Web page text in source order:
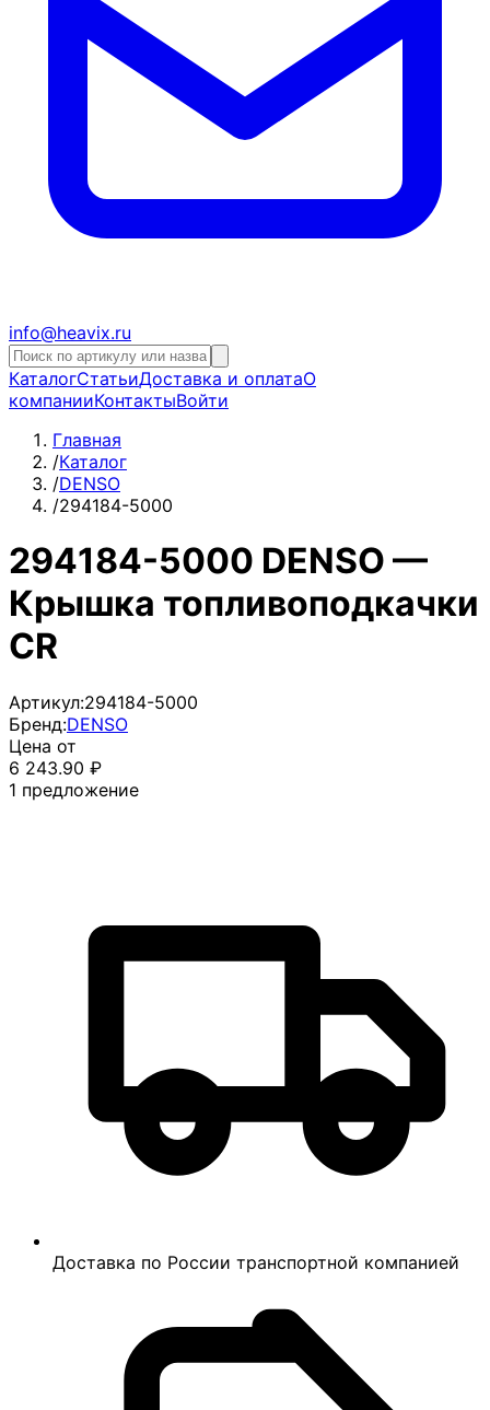
info@heavix.ru
КаталогСтатьиДоставка и оплатаО
компанииКонтактыВойти
Главная
/Каталог
/DENSO
/294184-5000
294184-5000 DENSO —
Крышка топливоподкачки
CR
Артикул:294184-5000
Бренд:DENSO
Цена от
6 243.90 ₽
1 предложение
Доставка по России транспортной компанией